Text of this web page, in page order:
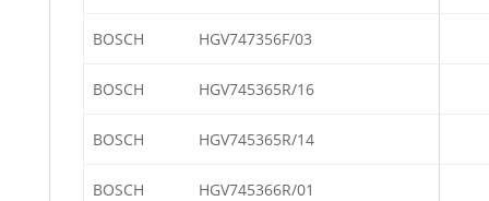
BOSCH HGV747356F/03
BOSCH HGV745365R/16
BOSCH HGV745365R/14
BOSCH HGV745366R/01